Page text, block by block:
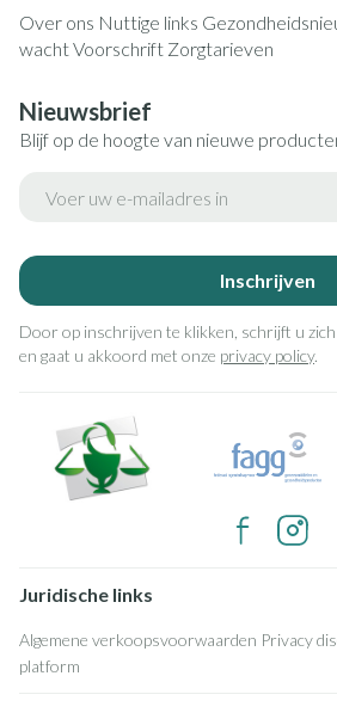
Over ons Nuttige links
wachtVoorschrift Zorgtarieven
Nieuwsbrief
Blijf op de hoogte van nieuwe
Inschrijven
Door op inschrijven te klikken, schrijft u
en gaat u akkoord met onze privacy policy.
Juridische links
Algemene verkoopsvoorwaarden Privacy
platform